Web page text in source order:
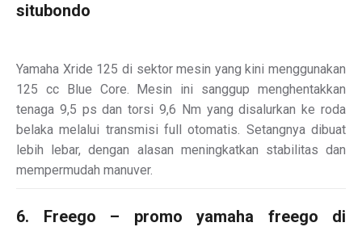
situbondo
Yamaha Xride 125 di sektor mesin yang kini menggunakan
125 cc Blue Core. Mesin ini sanggup menghentakkan
tenaga 9,5 ps dan torsi 9,6 Nm yang disalurkan ke roda
belaka melalui transmisi full otomatis. Setangnya dibuat
lebih lebar, dengan alasan meningkatkan stabilitas dan
mempermudah manuver.
6. Freego – promo yamaha freego di